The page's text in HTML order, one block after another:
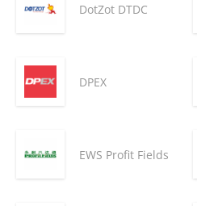
DotZot DTDC
DPEX
EWS Profit Fields